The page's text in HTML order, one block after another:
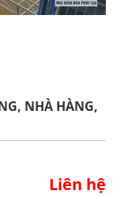
NHÀ HÀNG,
Liên hệ